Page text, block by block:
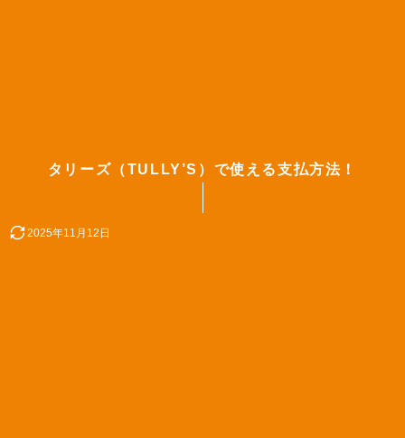
タリーズ（TULLY’S）で使える支払方法！
2025年11月12日